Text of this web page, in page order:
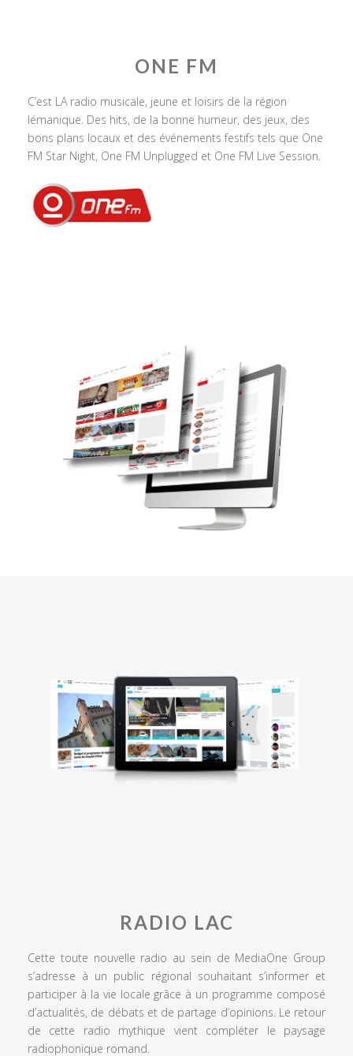
ONE FM
C’est LA radio musicale, jeune et loisirs de la région
lémanique. Des hits, de la bonne humeur, des jeux, des
bons plans locaux et des événements festifs tels que One
FM Star Night, One FM Unplugged et One FM Live Session.
RADIO LAC
Cette toute nouvelle radio au sein de MediaOne Group
s’adresse à un public régional souhaitant s’informer et
participer à la vie locale grâce à un programme composé
d’actualités, de débats et de partage d’opinions. Le retour
de cette radio mythique vient compléter le paysage
radiophonique romand.